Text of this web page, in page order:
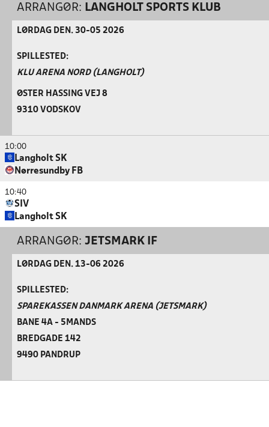
ARRANGØR: LANGHOLT SPORTS KLUB
LØRDAG DEN. 30-05 2026
SPILLESTED:
KLU ARENA NORD (LANGHOLT)
ØSTER HASSING VEJ 8
9310 VODSKOV
10:00
Langholt SK
Nørresundby FB
10:40
SIV
Langholt SK
ARRANGØR: JETSMARK IF
LØRDAG DEN. 13-06 2026
SPILLESTED:
SPAREKASSEN DANMARK ARENA (JETSMARK)
BANE 4A - 5MANDS
BREDGADE 142
9490 PANDRUP